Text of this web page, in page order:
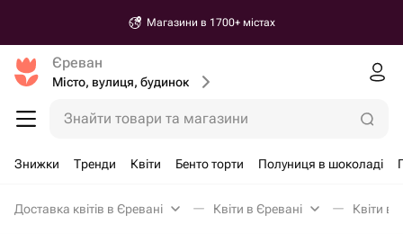
Магазини в 1700+ містах
Єреван
Місто, вулиця, будинок
Знайти товари та магазини
Знижки Тренди Квіти Бенто торти Полуниця в шоколаді
Доставка квітів в Єревані Квіти в Єревані Квіти в